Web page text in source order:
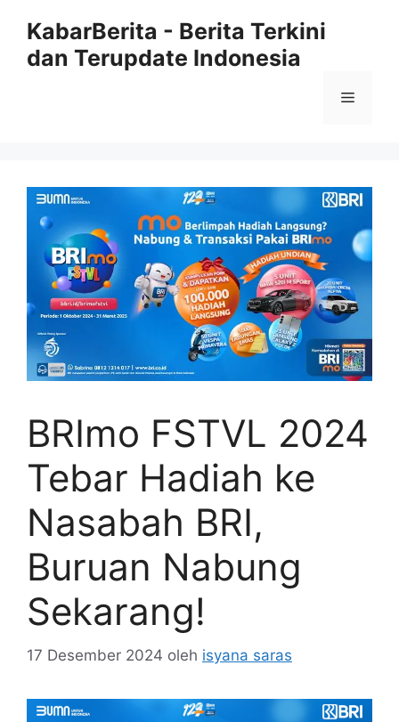
KabarBerita - Berita Terkini
dan Terupdate Indonesia
Menu
BRImo FSTVL 2024
Tebar Hadiah ke
Nasabah BRI,
Buruan Nabung
Sekarang!
17 Desember 2024 oleh isyana saras